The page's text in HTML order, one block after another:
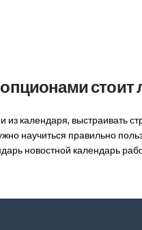
стоит
календаря, выстраивать
научиться правильно
новостной календарь